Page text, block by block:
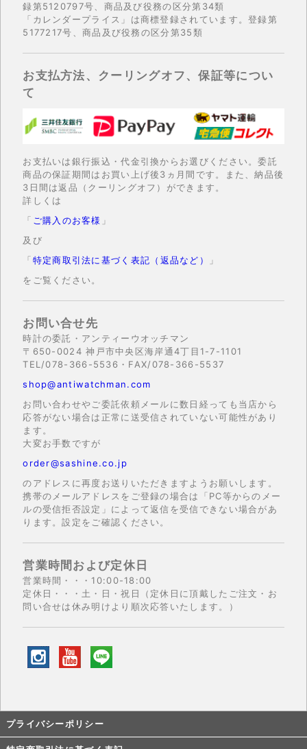
録第5120797号、商品及び役務の区分第34類
「カレンダープライス」は商標登録されています。登録第
5177217号、商品及び役務の区分第35類
お支払方法、クーリングオフ、保証等につい
て
お支払いは銀行振込・代金引換からお選びください。委託
商品の保証期間はお買い上げ後3ヵ月間です。また、納品後
3日間は返品（クーリングオフ）ができます。
詳しくは
「 ご購入のお客様 」
及び
「特定商取引法に基づく表記（返品など）
」
をご覧ください。
お問い合せ先
時計の委託・アンティーウオッチマン
〒650-0024 神戸市中央区海岸通4丁目1-7-1101
TEL/078-366-5536・FAX/078-366-5537
shop@antiwatchman.com
お問い合わせやご委託依頼メールに数日経っても当店から
応答がない場合は正常に送受信されていない可能性があり
ます。
大変お手数ですが
order@sashine.co.jp
のアドレスに再度お送りいただきますようお願いします。
携帯のメールアドレスをご登録の場合は「PC等からのメー
ルの受信拒否設定」によって返信を受信できない場合があ
ります。設定をご確認ください。
営業時間および定休日
営業時間・・・10:00-18:00
定休日・・・土・日・祝日（定休日に頂戴したご注文・お
問い合せは休み明けより順次応答いたします。）
プライバシーポリシー